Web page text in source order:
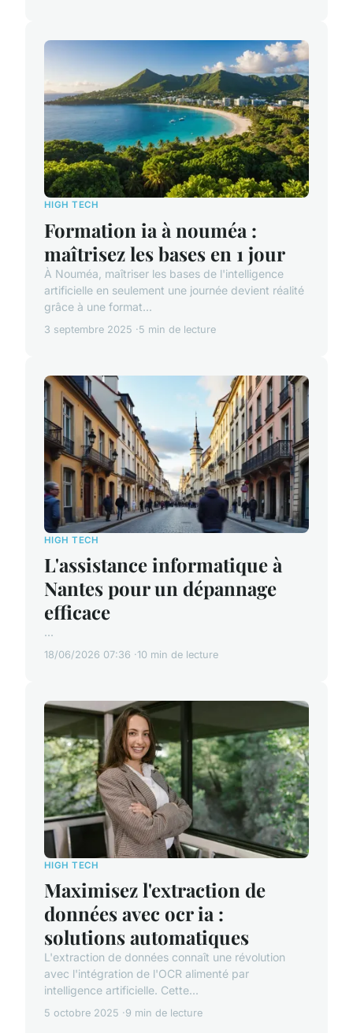
HIGH TECH
Formation ia à nouméa :
maîtrisez les bases en 1 jour
À Nouméa, maîtriser les bases de l'intelligence
artificielle en seulement une journée devient réalité
grâce à une format...
3 septembre 2025 5 min de lecture
HIGH TECH
L'assistance informatique à
Nantes pour un dépannage
efficace
...
18/06/2026 07:36 10 min de lecture
HIGH TECH
Maximisez l'extraction de
données avec ocr ia :
solutions automatiques
L'extraction de données connaît une révolution
avec l'intégration de l'OCR alimenté par
intelligence artificielle. Cette...
5 octobre 2025 9 min de lecture